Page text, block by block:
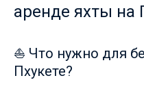
аренде яхты на
⛵ Что нужно для
Пхукете?